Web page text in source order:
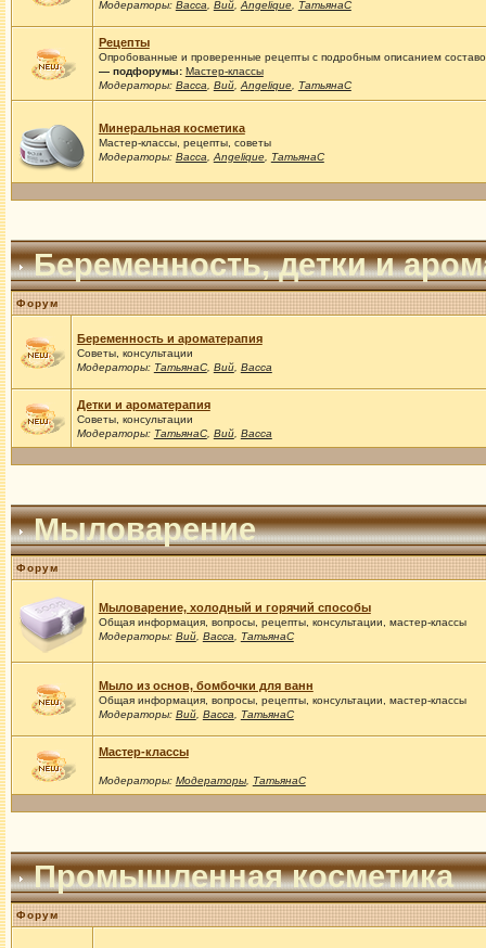
Модераторы: Васса Вий, Angelique, ТатьянаС
Рецепты
Опробованные и проверенные рецепты с подробным описанием
— подфорумы: Мастер-классы
Модераторы: Васса Вий, Angelique, ТатьянаС
Минеральная косметика
Мастер-классы, рецепты, советы
Модераторы: Васса Angelique, ТатьянаС
Беременность, детки и
Форум
Беременность и ароматерапия
Советы, консультации
Модераторы: ТатьянаС, Вий, Васса
Детки и ароматерапия
Советы, консультации
Модераторы: ТатьянаС, Вий, Васса
Мыловарение
Форум
Мыловарение, холодный и горячий способы
Общая информация, вопросы, рецепты, консультации, мастер-классы
Модераторы: Вий, Васса ТатьянаС
Мыло из основ, бомбочки для ванн
Общая информация, вопросы, рецепты, консультации, мастер-классы
Модераторы: Вий, Васса ТатьянаС
Мастер-классы
Модераторы: Модераторы, ТатьянаС
Промышленная косметика
Форум